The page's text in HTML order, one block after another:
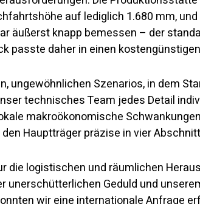
auf lediglich 1.680 mm,
äußerst knapp bemessen – der
passte daher in einen
ungewöhnlichen Szenarios, in dem
technisches Team jedes Detail
makroökonomische
Hauptträger präzise in vier
die logistischen und räumlichen
unerschütterlichen Geduld und